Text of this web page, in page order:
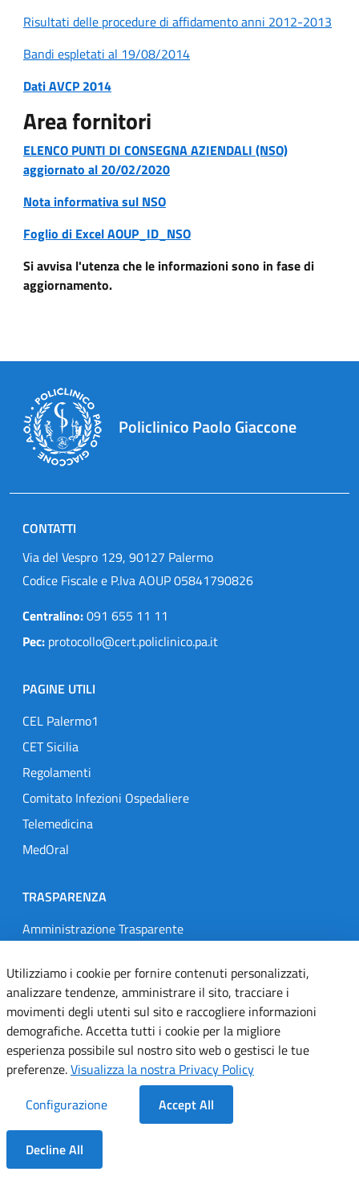
Dentro la Sezione
Risultati delle procedure di affidamento anni 2012-2013
Bandi espletati al 19/08/2014
Dati AVCP 2014
Area fornitori
ELENCO PUNTI DI CONSEGNA AZIENDALI (NSO)
aggiornato al 20/02/2020
Nota informativa sul NSO
Foglio di Excel AOUP_ID_NSO
Si avvisa l'utenza che le informazioni sono in fase di
aggiornamento.
Policlinico Paolo Giaccone
CONTATTI
Via del Vespro 129, 90127 Palermo
Codice Fiscale e P.Iva AOUP 05841790826
Centralino:091 655 11 11
Pec: protocollo@cert.policlinico.pa.it
PAGINE UTILI
CEL Palermo1
CET Sicilia
Regolamenti
Comitato Infezioni Ospedaliere
Telemedicina
MedOral
TRASPARENZA
Amministrazione Trasparente
Delibere
Determine
SEGUICI SU
Designers Italia
TwitterInstagramYoutubeLinkedin
Dichiarazione di accessibilità
Utilizziamo i cookie per fornire contenuti personalizzati,
analizzare tendenze, amministrare il sito, tracciare i
movimenti degli utenti sul sito e raccogliere informazioni
demografiche. Accetta tutti i cookie per la migliore
esperienza possibile sul nostro sito web o gestisci le tue
preferenze.Visualizza la nostra Privacy Policy
Configurazione
Accept All
Decline All